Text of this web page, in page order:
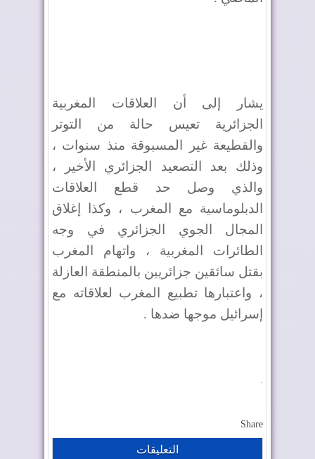
يشار إلى أن العلاقات المغربية
الجزائرية تعيس حالة من التوتر
والقطيعة غير المسبوقة منذ سنوات ،
وذلك بعد التصعيد الجزائري الأخير ،
والذي وصل حد قطع العلاقات
الدبلوماسية مع المغرب ، وكذا إغلاق
المجال الجوي الجزائري في وجه
الطائرات المغربية ، واتهام المغرب
بقتل سائقين جزائريين بالمنطقة العازلة
، واعتبارها تطبيع المغرب لعلاقاته مع
إسرائيل موجها ضدها .
Share
التعليقات